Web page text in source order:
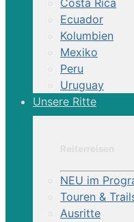
Costa Rica
Ecuador
Kolumbien
Mexiko
Peru
Uruguay
Unsere Ritte
NEU im
Touren &
Ausritte